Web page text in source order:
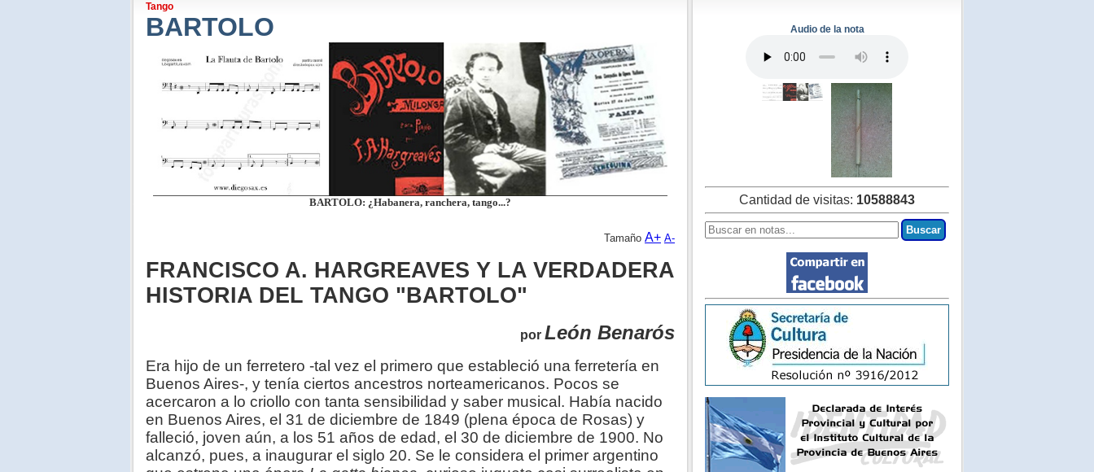
Tango
BARTOLO
BARTOLO: ¿Habanera, ranchera, tango...?
Tamaño A+ A-
FRANCISCO A. HARGREAVES Y LA VERDADERA
HISTORIA DEL TANGO "BARTOLO"
por León Benarós
Era hijo de un ferretero -tal vez el primero que estableció una ferretería en
Buenos Aires-, y tenía ciertos ancestros norteamericanos. Pocos se
acercaron a lo criollo con tanta sensibilidad y saber musical. Había nacido
en Buenos Aires, el 31 de diciembre de 1849 (plena época de Rosas) y
falleció, joven aún, a los 51 años de edad, el 30 de diciembre de 1900. No
alcanzó, pues, a inaugurar el siglo 20. Se le considera el primer argentino
Audio de la nota
Cantidad de visitas: 10588843